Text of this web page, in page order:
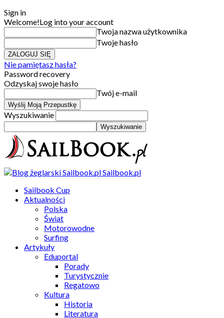
Sign in
Welcome!Log into your account
Twoja nazwa użytkownika
Twoje hasło
Nie pamiętasz hasła?
Password recovery
Odzyskaj swoje hasło
Twój e-mail
Wyszukiwanie
Sailbook.pl
Sailbook Cup
Aktualności
Polska
Świat
Motorowodne
Surfing
Artykuły
Eduportal
Porady
Turystycznie
Regatowo
Kultura
Historia
Literatura